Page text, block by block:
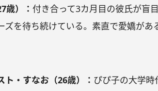
歳）： 付き合って3カ月目の彼氏が盲
ズを待ち続けている。素直で愛嬌が
ト・すなお（26歳）： ぴぴ子の大学時